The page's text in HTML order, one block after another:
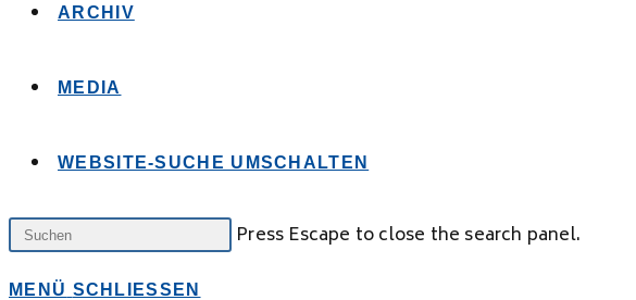
ARCHIV
MEDIA
WEBSITE-SUCHE UMSCHALTEN
Press Escape to close the search panel.
MENÜ SCHLIESSEN